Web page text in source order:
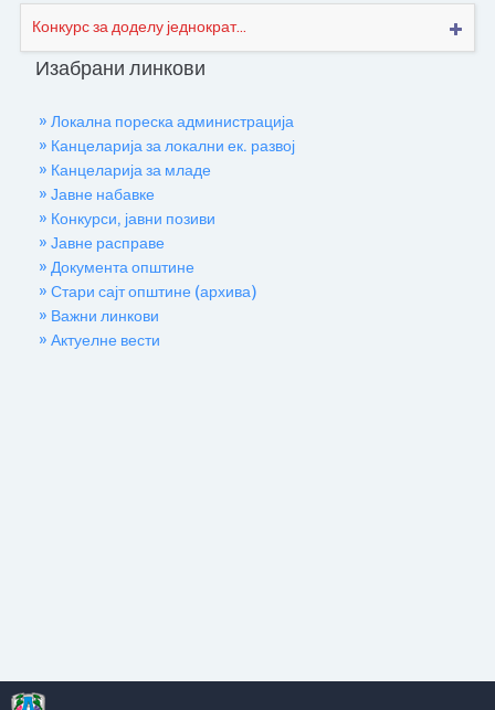
Конкурс за доделу једнократ...
Изабрани линкови
» Локална пореска администрација
» Канцеларија за локални ек. развој
» Канцеларија за младе
» Јавне набавке
» Конкурси, јавни позиви
» Јавне расправе
» Документа општине
» Стари сајт општине (архива)
» Важни линкови
» Актуелне вести